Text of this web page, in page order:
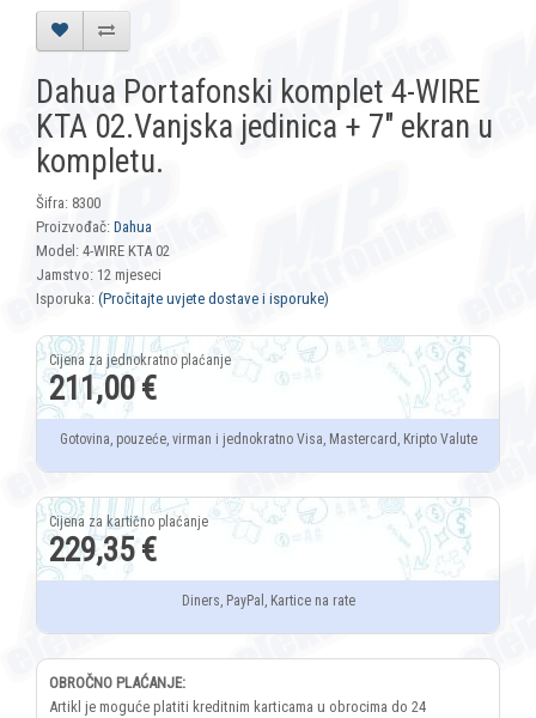
Dahua Portafonski komplet 4-WIRE
KTA 02.Vanjska jedinica + 7″ ekran u
kompletu.
Šifra: 8300
Proizvođač: Dahua
Model: 4-WIRE KTA 02
Jamstvo: 12 mjeseci
Isporuka: (Pročitajte uvjete dostave i isporuke)
211,00 €
Gotovina, pouzeće, virman i jednokratno Visa, Mastercard, Kripto Valute
229,35 €
Diners, PayPal, Kartice na rate
OBROČNO PLAĆANJE:
Artikl je moguće platiti kreditnim karticama u obrocima do 24